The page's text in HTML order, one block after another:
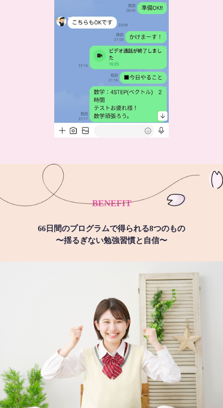
BENEFIT
66日間のプログラムで得られる8つのもの
〜揺るぎない勉強習慣と自信〜